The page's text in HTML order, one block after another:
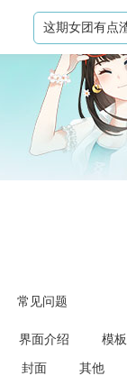
常见问题
界面介绍 模板
封面 其他